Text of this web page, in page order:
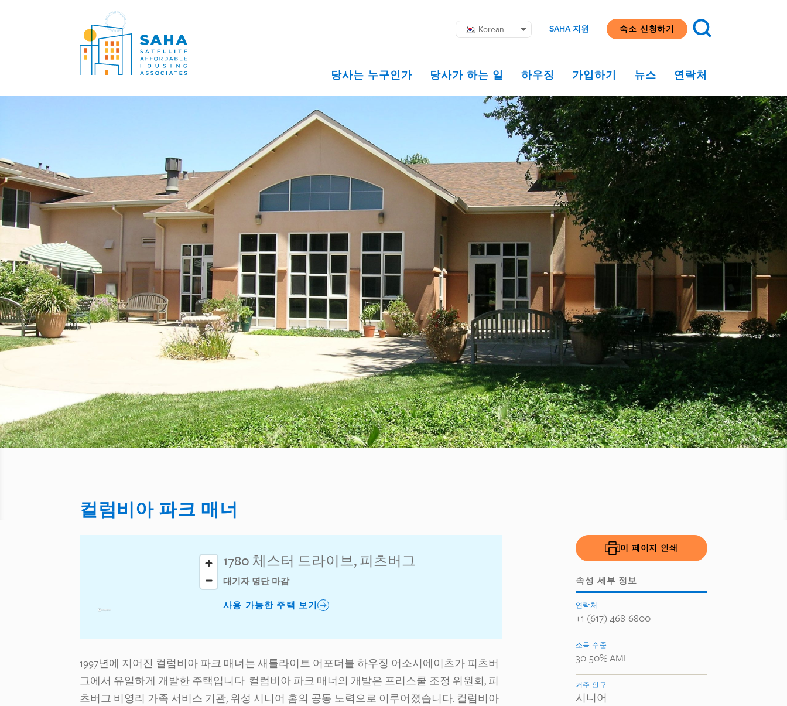
콘텐츠로 바로가기
Korean SAHA 지원 숙소 신청하기
당사는 누구인가 당사가 하는 일 하우징 가입하기 뉴스 연락처
컬럼비아 파크 매너
1780 체스터 드라이브, 피츠버그
대기자 명단 마감
사용 가능한 주택 보기
이 페이지 인쇄
속성 세부 정보
연락처
+1 (617) 468-6800
소득 수준
30-50% AMI
거주 인구
시니어
1997년에 지어진 컬럼비아 파크 매너는 새틀라이트 어포더블 하우징 어소시에이츠가 피츠버
그에서 유일하게 개발한 주택입니다. 컬럼비아 파크 매너의 개발은 프리스쿨 조정 위원회, 피
츠버그 비영리 가족 서비스 기관, 위성 시니어 홈의 공동 노력으로 이루어졌습니다. 컬럼비아